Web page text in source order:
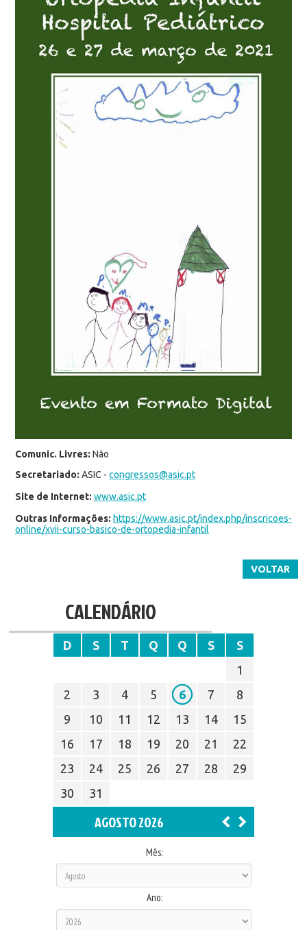
Comunic. Livres: Não
Secretariado: ASIC - congressos@asic.pt
Site de Internet: www.asic.pt
Outras Informações: https://www.asic.pt/index.php/inscricoes-
online/xvii-curso-basico-de-ortopedia-infantil
VOLTAR
CALENDÁRIO
D S T Q Q S
S
1
2
3 4 5 6 7
8
9
10 11 12 13 14
15
16
17 18 19 20 21
22
23
24 25 26 27 28
29
30
31
AGOSTO 2026
Mês:
Ano: